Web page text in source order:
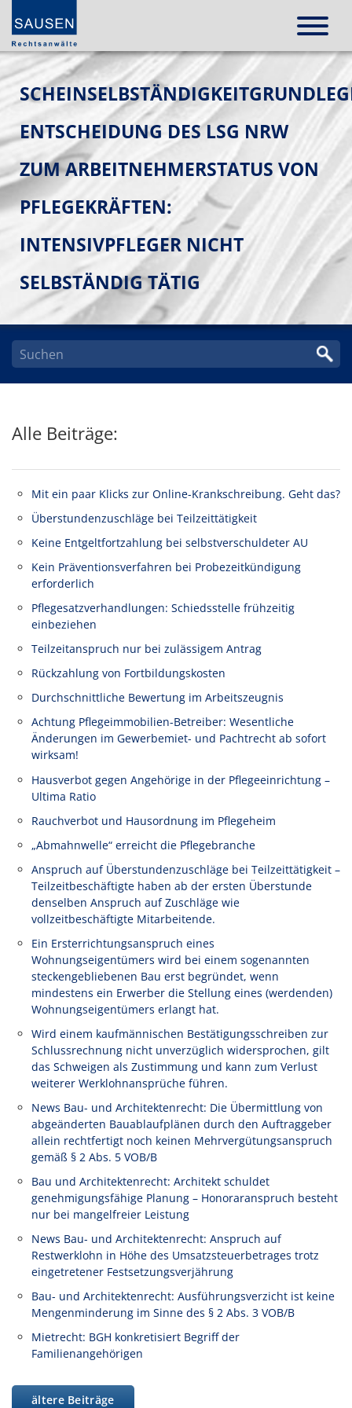
ENTSCHEIDUNG DES LSG NRW
ZUM ARBEITNEHMERSTATUS VON
PFLEGEKRÄFTEN:
INTENSIVPFLEGER NICHT
SELBSTÄNDIG TÄTIG
Alle Beiträge:
Mit ein paar Klicks zur Online-Krankschreibung. Geht das?
Überstundenzuschläge bei Teilzeittätigkeit
Keine Entgeltfortzahlung bei selbstverschuldeter AU
Kein Präventionsverfahren bei Probezeitkündigung
erforderlich
Pflegesatzverhandlungen: Schiedsstelle frühzeitig
einbeziehen
Teilzeitanspruch nur bei zulässigem Antrag
Rückzahlung von Fortbildungskosten
Durchschnittliche Bewertung im Arbeitszeugnis
Achtung Pflegeimmobilien-Betreiber: Wesentliche
Änderungen im Gewerbemiet- und Pachtrecht ab sofort
wirksam!
Hausverbot gegen Angehörige in der Pflegeeinrichtung –
Ultima Ratio
Rauchverbot und Hausordnung im Pflegeheim
„Abmahnwelle“ erreicht die Pflegebranche
Anspruch auf Überstundenzuschläge bei Teilzeittätigkeit –
Teilzeitbeschäftigte haben ab der ersten Überstunde
denselben Anspruch auf Zuschläge wie
vollzeitbeschäftigte Mitarbeitende.
Ein Ersterrichtungsanspruch eines
Wohnungseigentümers wird bei einem sogenannten
steckengebliebenen Bau erst begründet, wenn
mindestens ein Erwerber die Stellung eines (werdenden)
Wohnungseigentümers erlangt hat.
Wird einem kaufmännischen Bestätigungsschreiben zur
Schlussrechnung nicht unverzüglich widersprochen, gilt
das Schweigen als Zustimmung und kann zum Verlust
weiterer Werklohnansprüche führen.
News Bau- und Architektenrecht: Die Übermittlung von
abgeänderten Bauablaufplänen durch den Auftraggeber
allein rechtfertigt noch keinen Mehrvergütungsanspruch
gemäß § 2 Abs. 5 VOB/B
Bau und Architektenrecht: Architekt schuldet
genehmigungsfähige Planung – Honoraranspruch besteht
nur bei mangelfreier Leistung
News Bau- und Architektenrecht: Anspruch auf
Restwerklohn in Höhe des Umsatzsteuerbetrages trotz
eingetretener Festsetzungsverjährung
Bau- und Architektenrecht: Ausführungsverzicht ist keine
Mengenminderung im Sinne des § 2 Abs. 3 VOB/B
Mietrecht: BGH konkretisiert Begriff der
Familienangehörigen
ältere Beiträge